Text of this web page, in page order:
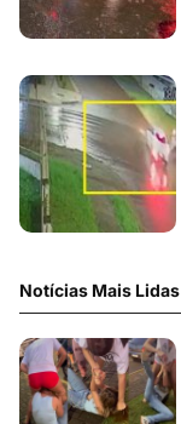
Notícias Mais Lidas